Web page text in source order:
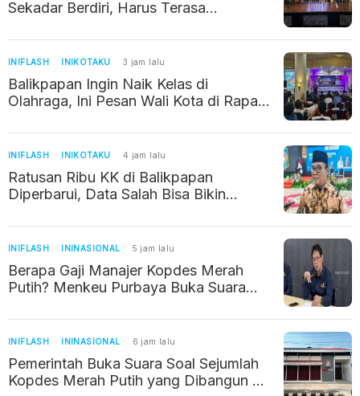
Sekadar Berdiri, Harus Terasa
INIFLASH INIKOTAKU 3 jam lalu
Balikpapan Ingin Naik Kelas di
Olahraga, Ini Pesan Wali Kota di Rapat
INIFLASH INIKOTAKU 4 jam lalu
Ratusan Ribu KK di Balikpapan
Diperbarui, Data Salah Bisa Bikin
INIFLASH ININASIONAL 5 jam lalu
Berapa Gaji Manajer Kopdes Merah
Putih? Menkeu Purbaya Buka Suara
INIFLASH ININASIONAL 6 jam lalu
Pemerintah Buka Suara Soal Sejumlah
Kopdes Merah Putih yang Dibangun di